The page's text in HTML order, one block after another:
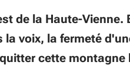
de la Haute-Vienne.
voix, la fermeté
cette montagne